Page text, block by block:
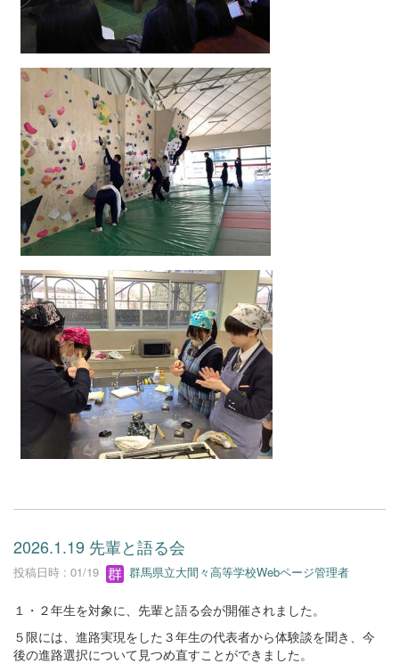
2026.1.19 先輩と語る会
投稿日時 : 01/19 群馬県立大間々高等学校Webページ管理者
１・２年生を対象に、先輩と語る会が開催されました。
５限には、進路実現をした３年生の代表者から体験談を聞き、今
後の進路選択について見つめ直すことができました。